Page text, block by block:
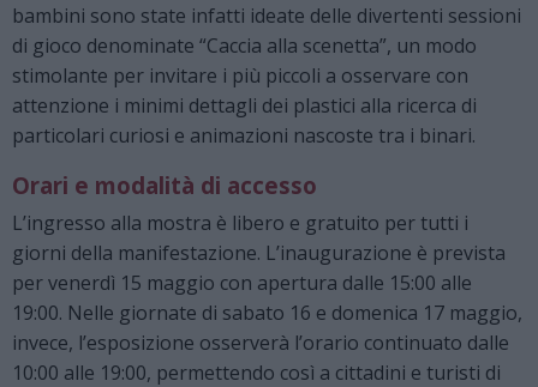
bambini sono state infatti ideate delle divertenti sessioni
di gioco denominate “Caccia alla scenetta”, un modo
stimolante per invitare i più piccoli a osservare con
attenzione i minimi dettagli dei plastici alla ricerca di
particolari curiosi e animazioni nascoste tra i binari.
Orari e modalità di accesso
L’ingresso alla mostra è libero e gratuito per tutti i
giorni della manifestazione. L’inaugurazione è prevista
per venerdì 15 maggio con apertura dalle 15:00 alle
19:00. Nelle giornate di sabato 16 e domenica 17 maggio,
invece, l’esposizione osserverà l’orario continuato dalle
10:00 alle 19:00, permettendo così a cittadini e turisti di